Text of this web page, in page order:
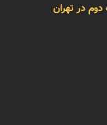
در تهران